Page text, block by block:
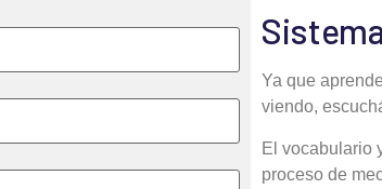
Ya que
viendo,
El vocabulario
proceso de